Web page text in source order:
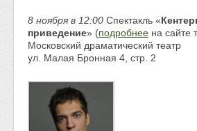
8 ноября в 12:00 Спектакль «
приведение» (подробнее на сайте
Московский драматический театр
ул. Малая Бронная 4, стр. 2